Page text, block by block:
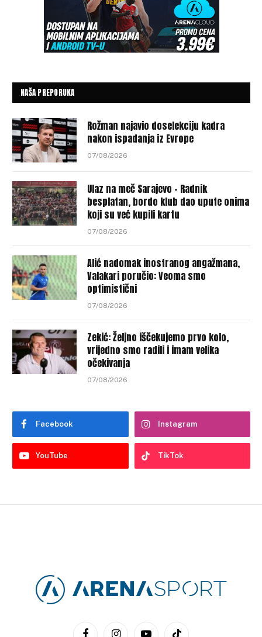
NAŠA PREPORUKA
Rožman najavio doselekciju kadra
nakon ispadanja iz Evrope
07/08/2026
Ulaz na meč Sarajevo – Radnik
besplatan, bordo klub dao upute onima
koji su već kupili kartu
07/08/2026
Alić nadomak inostranog angažmana,
Valakari poručio: Veoma smo
optimistični
07/08/2026
Zekić: Željno iščekujemo prvo kolo,
vrijedno smo radili i imam velika
očekivanja
07/08/2026
Facebook Instagram
YouTube TikTok